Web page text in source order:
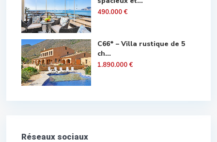
490.000 €
C66* – Villa rustique de 5
ch...
1.890.000 €
Réseaux sociaux